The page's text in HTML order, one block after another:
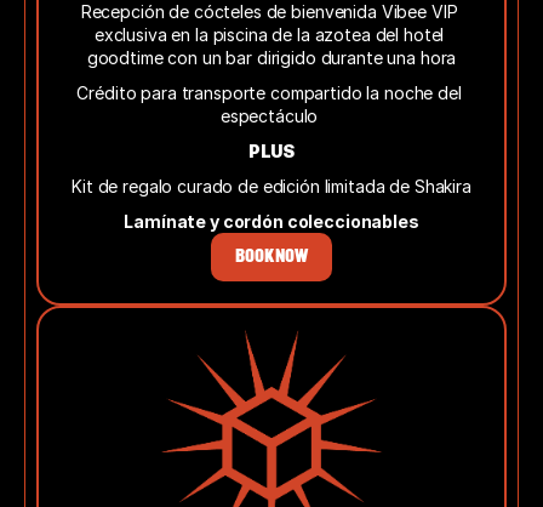
Recepción de cócteles de bienvenida Vibee VIP
exclusiva en la piscina de la azotea del hotel
goodtime con un bar dirigido durante una hora
Crédito para transporte compartido la noche del
espectáculo
PLUS
Kit de regalo curado de edición limitada de Shakira
Lamínate y cordón coleccionables
BOOK NOW